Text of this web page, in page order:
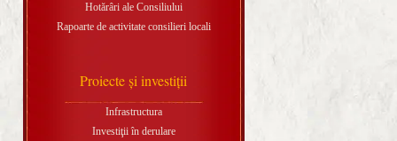
Hotărâri ale Consiliului
Rapoarte de activitate consilieri locali
Proiecte şi investiţii
Infrastructura
Investiţii în derulare